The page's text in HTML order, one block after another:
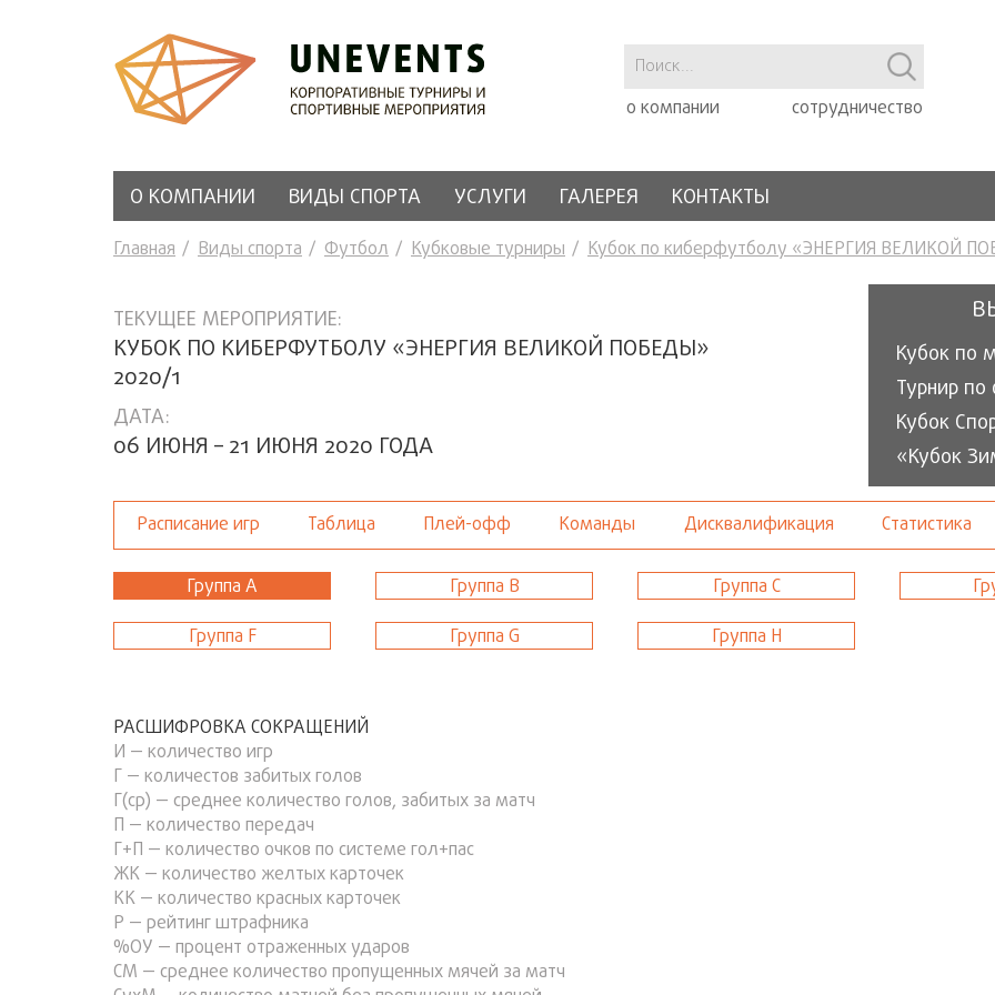
о компании сотрудничество
О КОМПАНИИ ВИДЫ СПОРТА УСЛУГИ ГАЛЕРЕЯ КОНТАКТЫ
Главная Виды спорта Футбол Кубковые турниры Кубок по киберфутболу «ЭНЕРГИЯ ВЕЛИКОЙ
ТЕКУЩЕЕ МЕРОПРИЯТИЕ:
КУБОК ПО КИБЕРФУТБОЛУ «ЭНЕРГИЯ ВЕЛИКОЙ ПОБЕДЫ»
2020/1
ДАТА:
06 ИЮНЯ – 21 ИЮНЯ 2020 ГОДА
Кубок по
Кубок
«Кубок
«Кубок
Кубок по
Кубок по
Расписание игр Таблица Плей-офф Команды Дисквалификация Статистика
Группа А Группа В Группа С
Группа F
Группа G Группа H
РАСШИФРОВКА СОКРАЩЕНИЙ
И — количество игр
Г — количестов забитых голов
Г(ср) — среднее количество голов, забитых за матч
П — количество передач
Г+П — количество очков по системе гол+пас
ЖК — количество желтых карточек
КК — количество красных карточек
Р — рейтинг штрафника
%ОУ — процент отраженных ударов
СМ — среднее количество пропущенных мячей за матч